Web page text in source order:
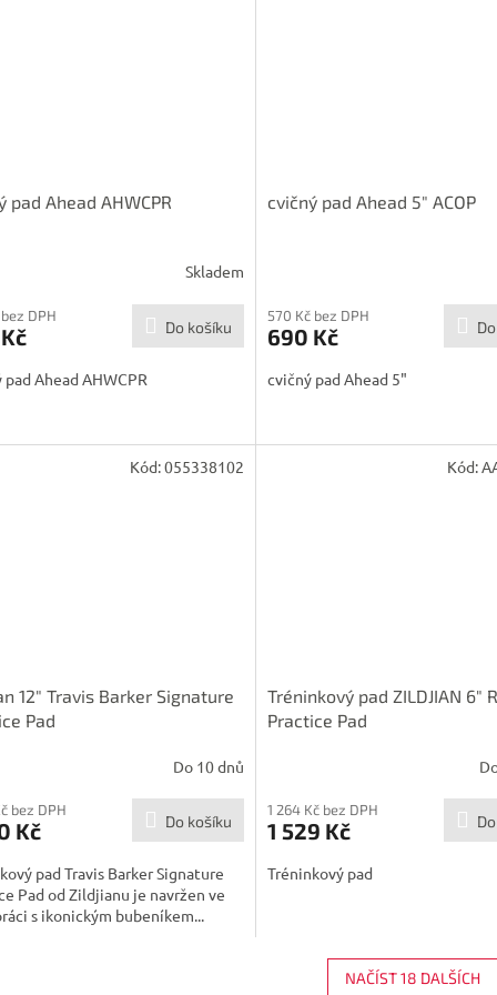
pad Ahead AHWCPR
Skladem
DPH
Do košíku
pad Ahead AHWCPR
cvičný pad Ahead 5" ACOP
570 Kč bez DPH
690 Kč
cvičný pad Ahead 5"
12" Travis Barker Signature
Pad
Do 10 dnů
bez DPH
Kč Do košíku
pad Travis Barker Signature
Pad od Zildjianu je navržen ve
s ikonickým bubeníkem...
Kód:055338102
Tréninkový pad ZILDJIAN 6"
Practice Pad
1 264 Kč bez DPH
1 529 Kč
Tréninkový pad
Kód:
NAČÍST 18 DALŠÍCH